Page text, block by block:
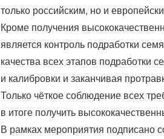
только российским, но и
Кроме получения
является контроль подработки
качества всех этапов подработки
и калибровки и заканчивая
Только чёткое соблюдение всех
в итоге получить
В рамках мероприятия подписано